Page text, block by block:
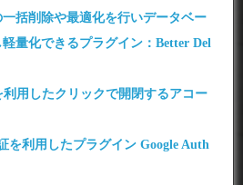
括削除や最適化を行いデータベー
量化できるプラグイン：Better Del
利用したクリックで開閉するアコー
を利用したプラグイン Google Auth